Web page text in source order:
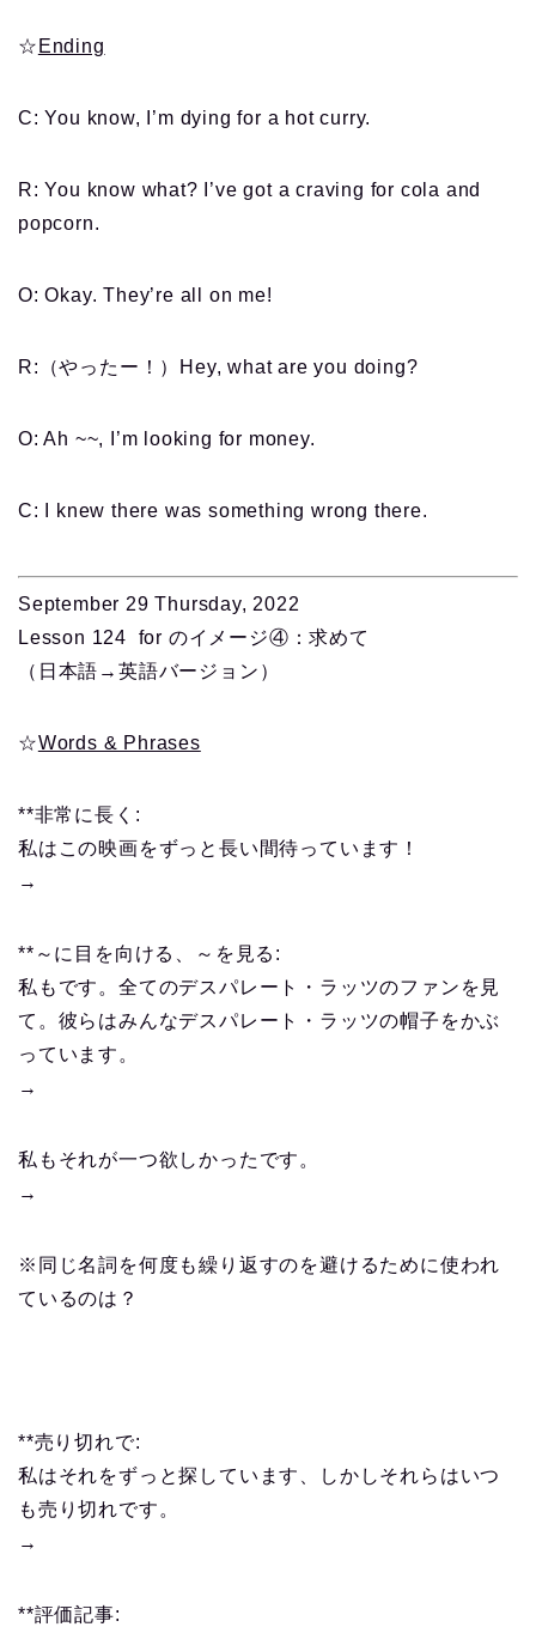
☆ Ending
C: You know, I’m dying for a hot curry.
R: You know what? I’ve got a craving for cola and
popcorn.
O: Okay. They’re all on me!
R:（やったー！）Hey, what are you doing?
O: Ah ~~, I’m looking for money.
C: I knew there was something wrong there.
September 29 Thursday, 2022
Lesson 124 for のイメージ④：求めて
（日本語→英語バージョン）
☆Words & Phrases
**非常に長く:
私はこの映画をずっと長い間待っています！
→
**～に目を向ける、～を見る:
私もです。全てのデスパレート・ラッツのファンを見
て。彼らはみんなデスパレート・ラッツの帽子をかぶ
っています。
→
私もそれが一つ欲しかったです。
→
※同じ名詞を何度も繰り返すのを避けるために使われ
ているのは？
**売り切れで:
私はそれをずっと探しています、しかしそれらはいつ
も売り切れです。
→
**評価記事: